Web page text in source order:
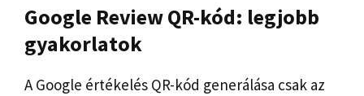
Google Review QR-kód: legjobb
gyakorlatok
A Google értékelés QR-kód generálása csak az